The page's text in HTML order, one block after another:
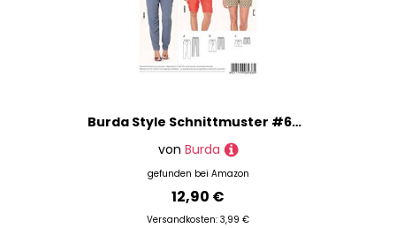
Burda Style Schnittmuster #6938 Hose, Bermudas und Shorts mit Gummizug | Damen, Gr. 32-46 | Nählevel: Sehr leicht
von Burda
gefunden bei Amazon
12,90 €
Versandkosten: 3,99 €